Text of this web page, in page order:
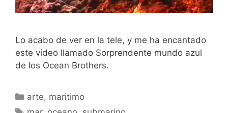
Lo acabo de ver en la tele, y me ha encantado
este vídeo llamado Sorprendente mundo azul
de los Ocean Brothers.
Categorías
arte, maritimo
Etiquetas